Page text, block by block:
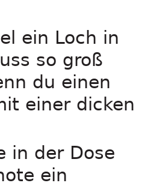
ein Loch in
so groß
du einen
einer dicken
in der Dose
ein